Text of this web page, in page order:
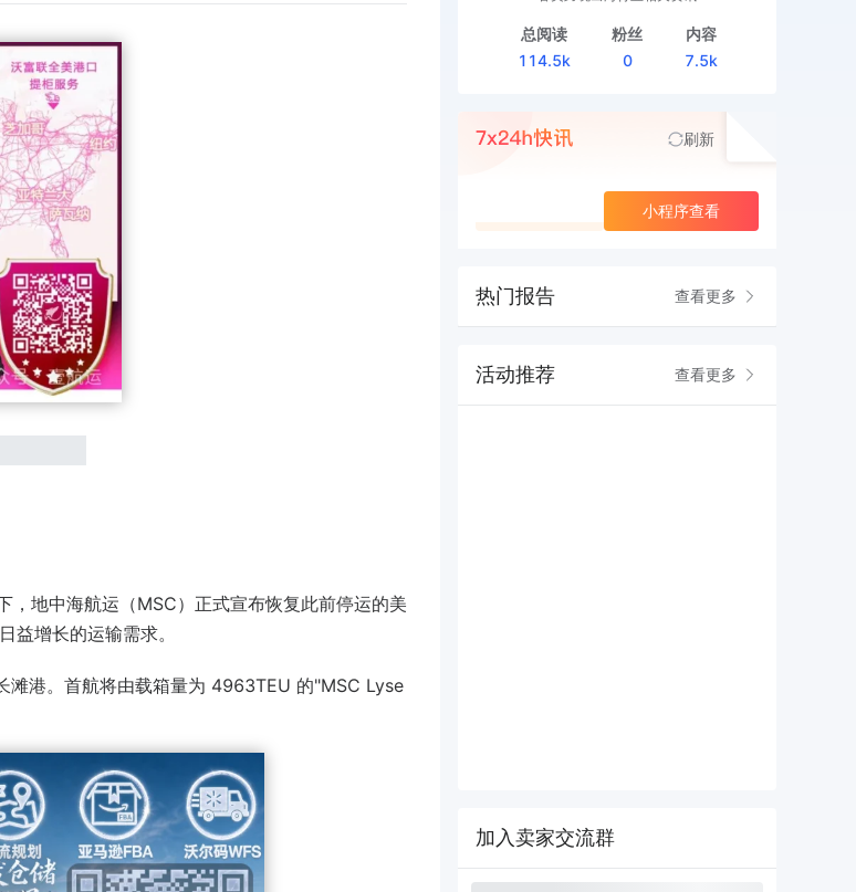
地中海航运（MSC）正式宣布恢复此前停运的美
益增长的运输需求。
滩港。首航将由载箱量为 4963TEU 的"MSC Lyse
总阅读
114.5k
粉丝
0
内容
7.5k
刷新
小程序查看
热门报告 查看更多
活动推荐 查看更多
加入卖家交流群